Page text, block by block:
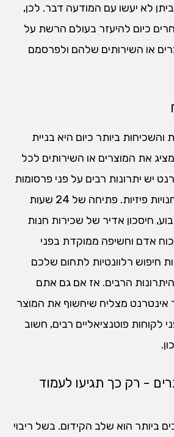
לא יעשו עם המודעה דבר. לכן,
כיום להיעזר בעולם הרשת על
או השירותים שלהם ולפרסמם
ביותר כיום היא בניית
את המוצרים או השירותים לכל
יש יתרונות רבים על פני פרסומות
פיזיות או אף על פני חנויות פיזיות. פתיחה של 24 שעות
חיסכון אדיר של שכירות חנות
אדם וחשיפה ממוקדת בפני
חיפוש רלוונטיות לתחום שלכם
הרבים. אז אם גם אתם
אינטרנט מצליח שיחשוף את המוצר
לקוחות פוטנציאליים רבים, חשוב
- רק כך תגיעו לעמוד
ביותר הוא שלב הקידום. בשל ריבוי